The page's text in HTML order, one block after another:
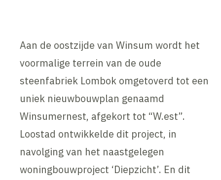
Aan de oostzijde van Winsum wordt het
voormalige terrein van de oude
steenfabriek Lombok omgetoverd tot een
uniek nieuwbouwplan genaamd
Winsumernest, afgekort tot “W.est”.
Loostad ontwikkelde dit project, in
navolging van het naastgelegen
woningbouwproject ‘Diepzicht’. En dit